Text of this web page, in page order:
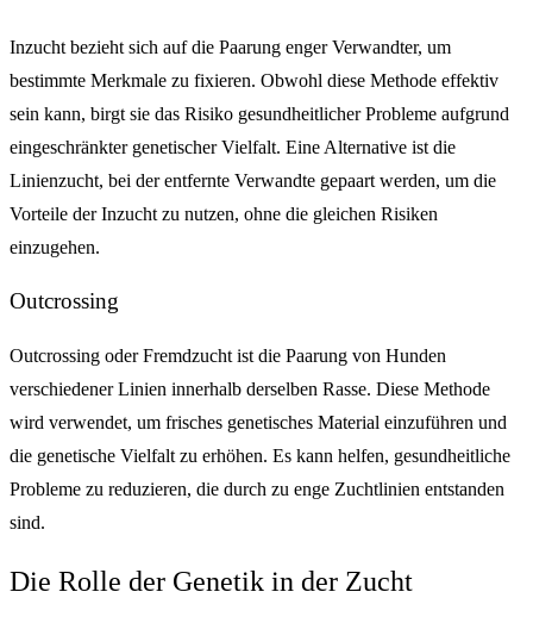
Inzucht bezieht sich auf die Paarung enger Verwandter, um
bestimmte Merkmale zu fixieren. Obwohl diese Methode effektiv
sein kann, birgt sie das Risiko gesundheitlicher Probleme aufgrund
eingeschränkter genetischer Vielfalt. Eine Alternative ist die
Linienzucht, bei der entfernte Verwandte gepaart werden, um die
Vorteile der Inzucht zu nutzen, ohne die gleichen Risiken
einzugehen.
Outcrossing
Outcrossing oder Fremdzucht ist die Paarung von Hunden
verschiedener Linien innerhalb derselben Rasse. Diese Methode
wird verwendet, um frisches genetisches Material einzuführen und
die genetische Vielfalt zu erhöhen. Es kann helfen, gesundheitliche
Probleme zu reduzieren, die durch zu enge Zuchtlinien entstanden
sind.
Die Rolle der Genetik in der Zucht